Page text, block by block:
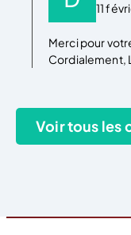
11
Merci pour
Cordialement,